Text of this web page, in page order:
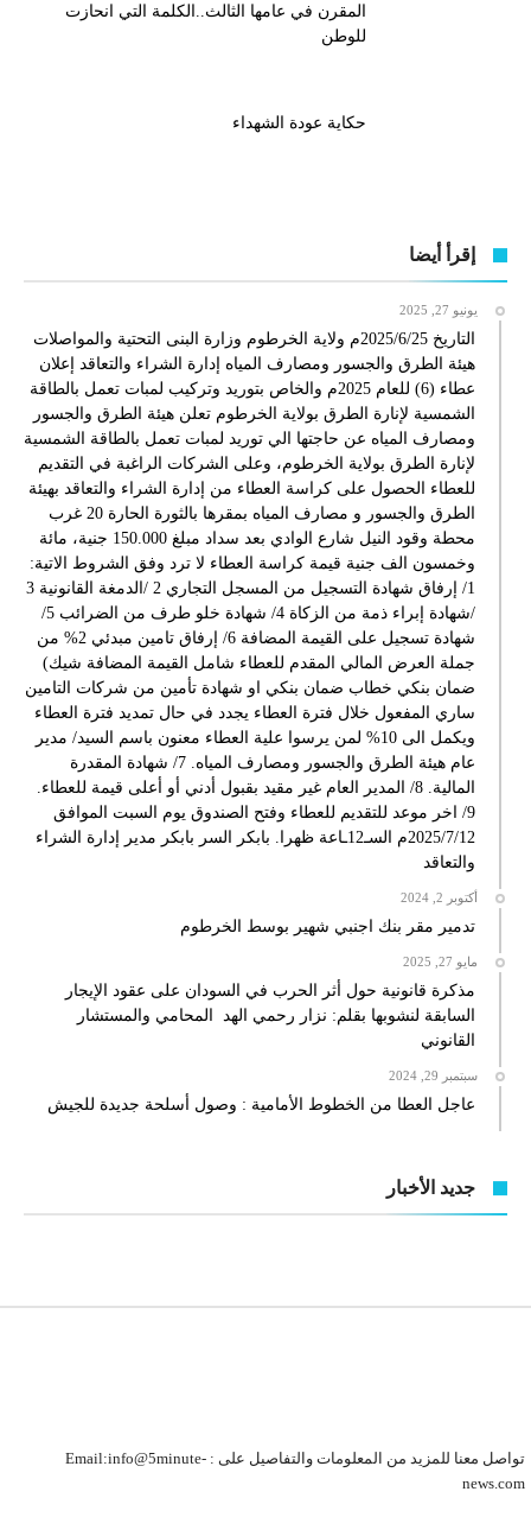
المقرن في عامها الثالث..الكلمة التي انحازت
للوطن
حكاية عودة الشهداء
إقرأ أيضا
يونيو 27, 2025
التاريخ 2025/6/25م ولاية الخرطوم وزارة البنى التحتية والمواصلات
هيئة الطرق والجسور ومصارف المياه إدارة الشراء والتعاقد إعلان
عطاء (6) للعام 2025م والخاص بتوريد وتركيب لمبات تعمل بالطاقة
الشمسية لإنارة الطرق بولاية الخرطوم تعلن هيئة الطرق والجسور
ومصارف المياه عن حاجتها الي توريد لمبات تعمل بالطاقة الشمسية
لإنارة الطرق بولاية الخرطوم، وعلى الشركات الراغبة في التقديم
للعطاء الحصول على كراسة العطاء من إدارة الشراء والتعاقد بهيئة
الطرق والجسور و مصارف المياه بمقرها بالثورة الحارة 20 غرب
محطة وقود النيل شارع الوادي بعد سداد مبلغ 150.000 جنية، مائة
وخمسون الف جنية قيمة كراسة العطاء لا ترد وفق الشروط الاتية:
1/ إرفاق شهادة التسجيل من المسجل التجاري 2 /الدمغة القانونية 3
/شهادة إبراء ذمة من الزكاة 4/ شهادة خلو طرف من الضرائب 5/
شهادة تسجيل على القيمة المضافة 6/ إرفاق تامين مبدئي 2% من
جملة العرض المالي المقدم للعطاء شامل القيمة المضافة شيك)
ضمان بنكي خطاب ضمان بنكي او شهادة تأمين من شركات التامين
ساري المفعول خلال فترة العطاء يجدد في حال تمديد فترة العطاء
ويكمل الى 10% لمن يرسوا علية العطاء معنون باسم السيد/ مدير
عام هيئة الطرق والجسور ومصارف المياه. 7/ شهادة المقدرة
المالية. 8/ المدير العام غير مقيد بقبول أدني أو أعلى قيمة للعطاء.
9/ اخر موعد للتقديم للعطاء وفتح الصندوق يوم السبت الموافق
2025/7/12م السـ12ـاعة ظهرا. بابكر السر بابكر مدير إدارة الشراء
والتعاقد
أكتوبر 2, 2024
تدمير مقر بنك اجنبي شهير بوسط الخرطوم
مايو 27, 2025
مذكرة قانونية حول أثر الحرب في السودان على عقود الإيجار
السابقة لنشوبها بقلم: نزار رحمي الهد المحامي والمستشار
القانوني
سبتمبر 29, 2024
عاجل العطا من الخطوط الأمامية : وصول أسلحة جديدة للجيش
جديد الأخبار
تواصل معنا للمزيد من المعلومات والتفاصيل على : Email:info@5minute-
news.com